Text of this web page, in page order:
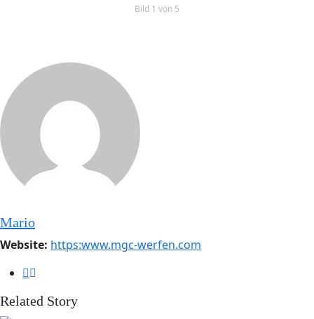
Bild 1 von 5
Mario
Website: https:www.mgc-werfen.com
Related Story